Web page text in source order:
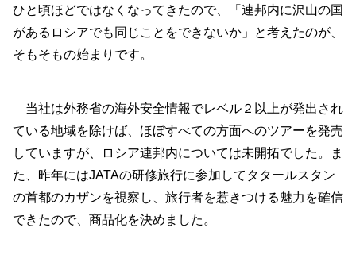
ひと頃ほどではなくなってきたので、「連邦内に沢山の国
があるロシアでも同じことをできないか」と考えたのが、
そもそもの始まりです。
当社は外務省の海外安全情報でレベル２以上が発出され
ている地域を除けば、ほぼすべての方面へのツアーを発売
していますが、ロシア連邦内については未開拓でした。ま
た、昨年にはJATAの研修旅行に参加してタタールスタン
の首都のカザンを視察し、旅行者を惹きつける魅力を確信
できたので、商品化を決めました。